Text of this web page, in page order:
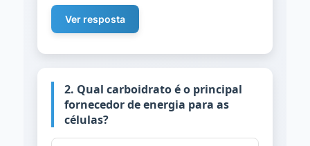
Ver resposta
2. Qual carboidrato é o principal
fornecedor de energia para as
células?